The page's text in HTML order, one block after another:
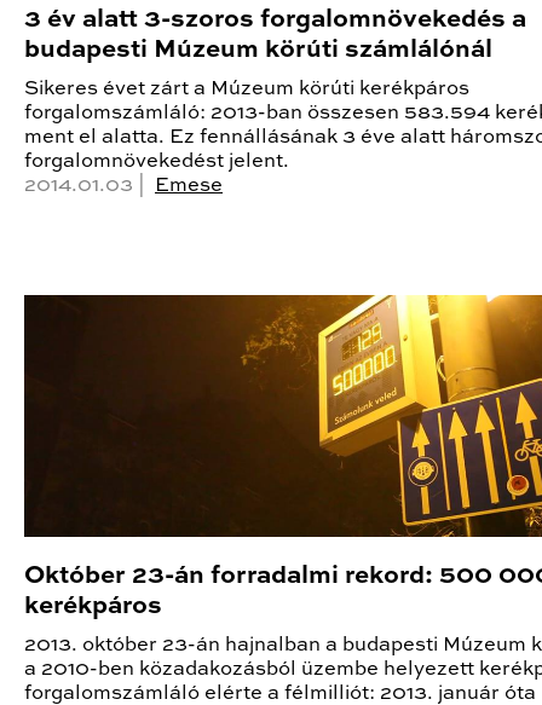
3 év alatt 3-szoros forgalomnövekedés a
budapesti Múzeum körúti számlálónál
Sikeres évet zárt a Múzeum körúti kerékpáros
forgalomszámláló: 2013-ban összesen 583.594
ment el alatta. Ez fennállásának 3 éve alatt
forgalomnövekedést jelent.
2014.01.03 |
Emese
Október 23-án forradalmi rekord: 500
kerékpáros
2013. október 23-án hajnalban a budapesti Múzeum
a 2010-ben közadakozásból üzembe helyezett
forgalomszámláló elérte a félmilliót: 2013. január óta